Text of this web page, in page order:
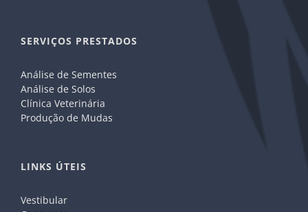
SERVIÇOS PRESTADOS
Análise de Sementes
Análise de Solos
Clínica Veterinária
Produção de Mudas
LINKS ÚTEIS
Vestibular